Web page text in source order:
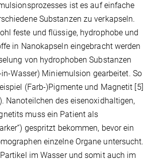
ist es auf einfache
Substanzen zu verkapseln.
feste und flüssige, hydrophobe und
in Nanokapseln eingebracht werden
von hydrophoben Substanzen
Wasser) Miniemulsion gearbeitet. So
(Farb-)Pigmente und Magnetit [5]
Nanoteilchen des eisenoxidhaltigen,
muss ein Patient als
gespritzt bekommen, bevor ein
einzelne Organe untersucht.
im Wasser und somit auch im